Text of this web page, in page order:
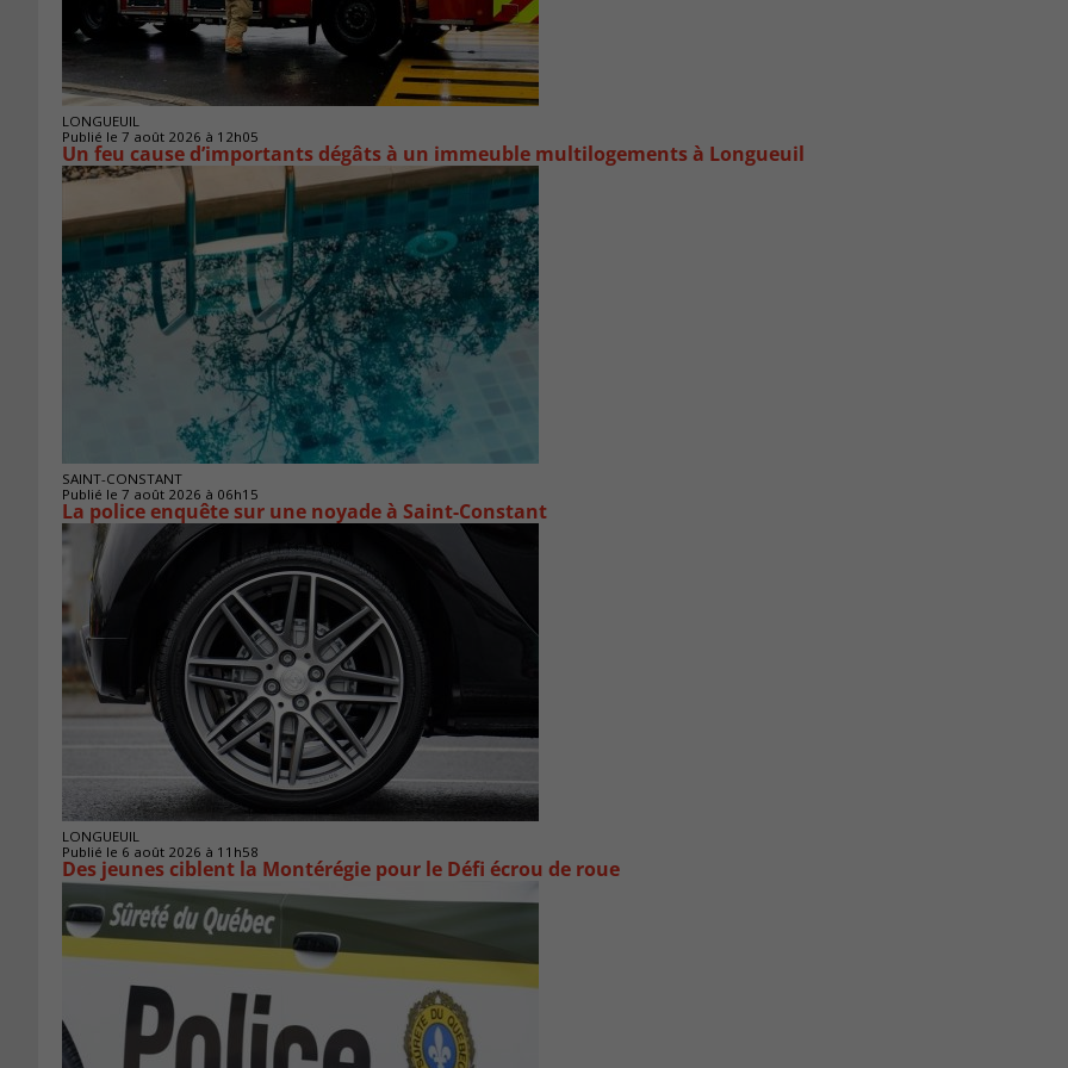
LONGUEUIL
Publié le 7 août 2026 à 12h05
Un feu cause d’importants dégâts à un immeuble multilogements à Longueuil
SAINT-CONSTANT
Publié le 7 août 2026 à 06h15
La police enquête sur une noyade à Saint-Constant
LONGUEUIL
Publié le 6 août 2026 à 11h58
Des jeunes ciblent la Montérégie pour le Défi écrou de roue